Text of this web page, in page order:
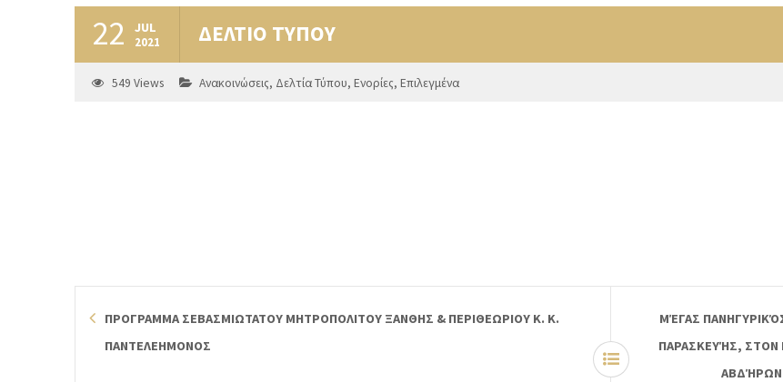
22 JUL
2021 ΔΕΛΤΙΟ ΤΥΠΟΥ
549 Views Ανακοινώσεις, Δελτία Τύπου, Ενορίες, Επιλεγμένα
ΠΡΟΓΡΑΜΜΑ ΣΕΒΑΣΜΙΩΤΑΤΟΥ ΜΗΤΡΟΠΟΛΙΤΟΥ ΞΑΝΘΗΣ & ΠΕΡΙΘΕΩΡΙΟΥ Κ. Κ.
ΠΑΝΤΕΛΕΗΜΟΝΟΣ
ΜΈΓΑΣ
ΠΑΡΑΣΚΕΥΉΣ, ΣΤΟΝ
ΑΒΔΉΡΩΝ